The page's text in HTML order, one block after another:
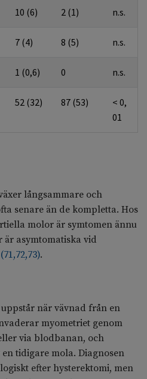
10 (6) 2 (1) n.s.
7 (4) 8 (5) n.s.
1 (0,6) 0 n.s.
52 (32) 87 (53)
< 0,
01
långsammare och
senare än de kompletta. Hos
molor är symtomen ännu
asymtomatiska vid
(71,72,73).
när vävnad från en
myometriet genom
via blodbanan, och
tidigare mola. Diagnosen
efter hysterektomi, men